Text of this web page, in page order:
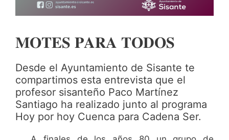
𝐌𝐎𝐓𝐄𝐒 𝐏𝐀𝐑𝐀 𝐓𝐎𝐃𝐎𝐒
Desde el Ayuntamiento de Sisante te
compartimos esta entrevista que el
profesor sisanteño Paco Martínez
Santiago ha realizado junto al programa
Hoy por hoy Cuenca para Cadena Ser.